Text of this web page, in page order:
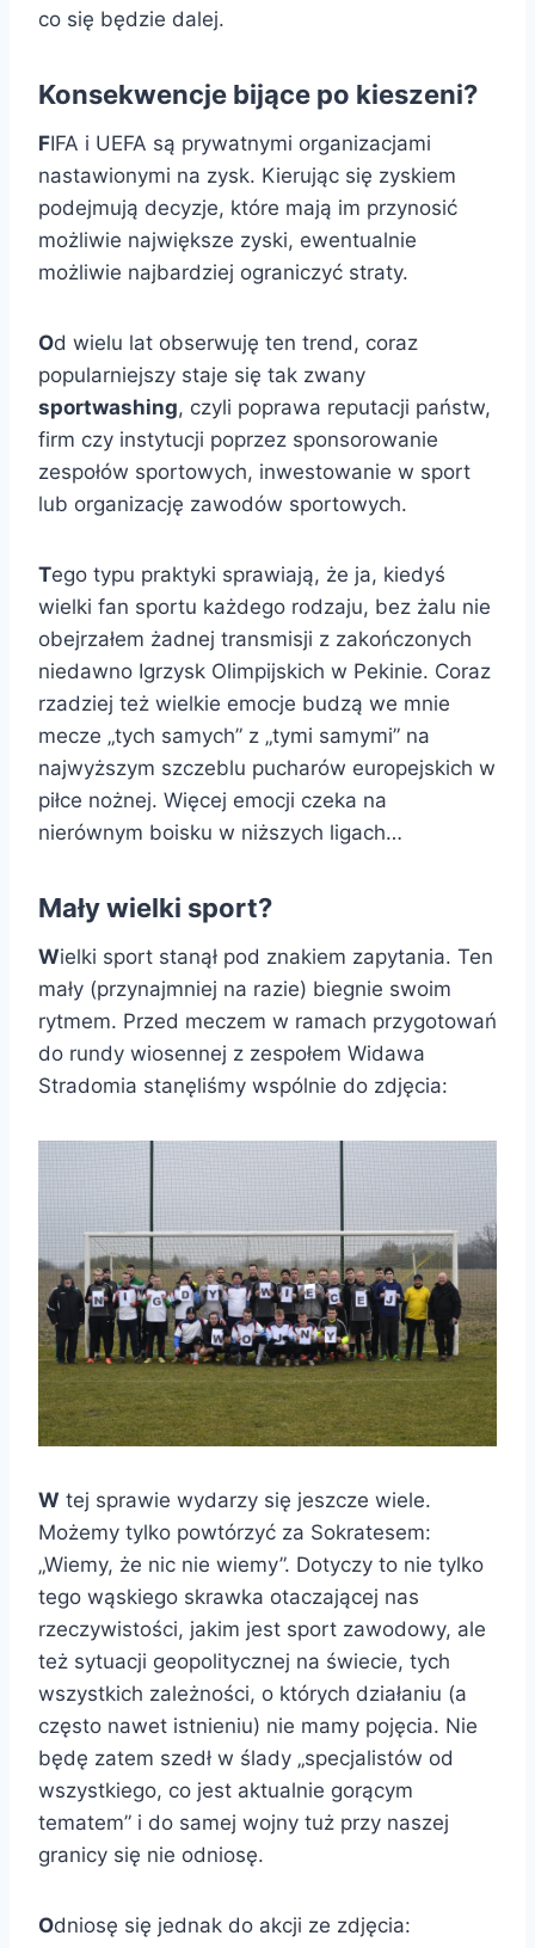
co się będzie dalej.
Konsekwencje bijące po kieszeni?
FIFA i UEFA są prywatnymi organizacjami
nastawionymi na zysk. Kierując się zyskiem
podejmują decyzje, które mają im przynosić
możliwie największe zyski, ewentualnie
możliwie najbardziej ograniczyć straty.
Od wielu lat obserwuję ten trend, coraz
popularniejszy staje się tak zwany
sportwashing, czyli poprawa reputacji państw,
firm czy instytucji poprzez sponsorowanie
zespołów sportowych, inwestowanie w sport
lub organizację zawodów sportowych.
Tego typu praktyki sprawiają, że ja, kiedyś
wielki fan sportu każdego rodzaju, bez żalu nie
obejrzałem żadnej transmisji z zakończonych
niedawno Igrzysk Olimpijskich w Pekinie. Coraz
rzadziej też wielkie emocje budzą we mnie
mecze „tych samych” z „tymi samymi” na
najwyższym szczeblu pucharów europejskich w
piłce nożnej. Więcej emocji czeka na
nierównym boisku w niższych ligach…
Mały wielki sport?
Wielki sport stanął pod znakiem zapytania. Ten
mały (przynajmniej na razie) biegnie swoim
rytmem. Przed meczem w ramach przygotowań
do rundy wiosennej z zespołem Widawa
Stradomia stanęliśmy wspólnie do zdjęcia:
W tej sprawie wydarzy się jeszcze wiele.
Możemy tylko powtórzyć za Sokratesem:
„Wiemy, że nic nie wiemy”. Dotyczy to nie tylko
tego wąskiego skrawka otaczającej nas
rzeczywistości, jakim jest sport zawodowy, ale
też sytuacji geopolitycznej na świecie, tych
wszystkich zależności, o których działaniu (a
często nawet istnieniu) nie mamy pojęcia. Nie
będę zatem szedł w ślady „specjalistów od
wszystkiego, co jest aktualnie gorącym
tematem” i do samej wojny tuż przy naszej
granicy się nie odniosę.
Odniosę się jednak do akcji ze zdjęcia: